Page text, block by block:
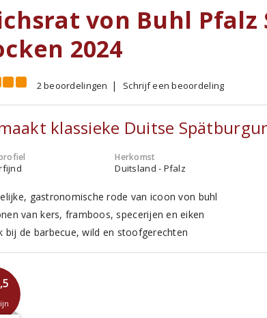
von Buhl
2024
2 beoordelingen Schrijf een beoordeling
klassieke Duitse
Herkomst
Duitsland - Pfalz
gastronomische rode van icoon von buhl
van kers, framboos, specerijen en eiken
bij de barbecue, wild en stoofgerechten
,5